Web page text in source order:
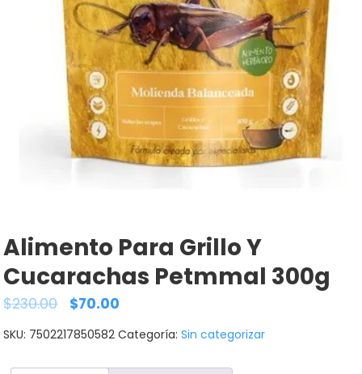
Alimento Para Grillo Y
Cucarachas Petmmal 300g
$230.00 $70.00
SKU: 7502217850582 Categoría:Sin categorizar